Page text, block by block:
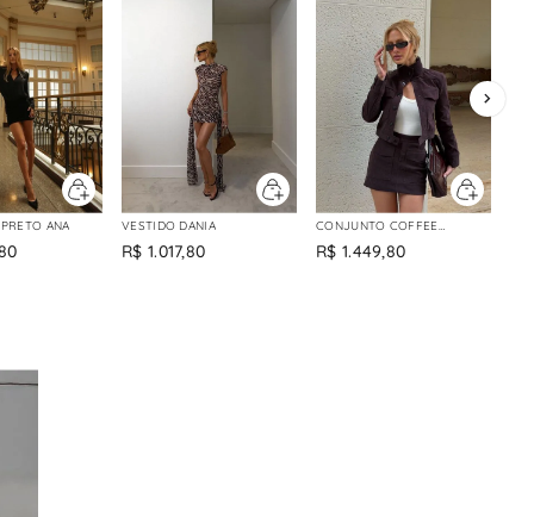
ANA VESTIDO DANIA
R$ 1.017,80
CONJUNTO COFFEE
RAFAELA
R$ 1.449,80